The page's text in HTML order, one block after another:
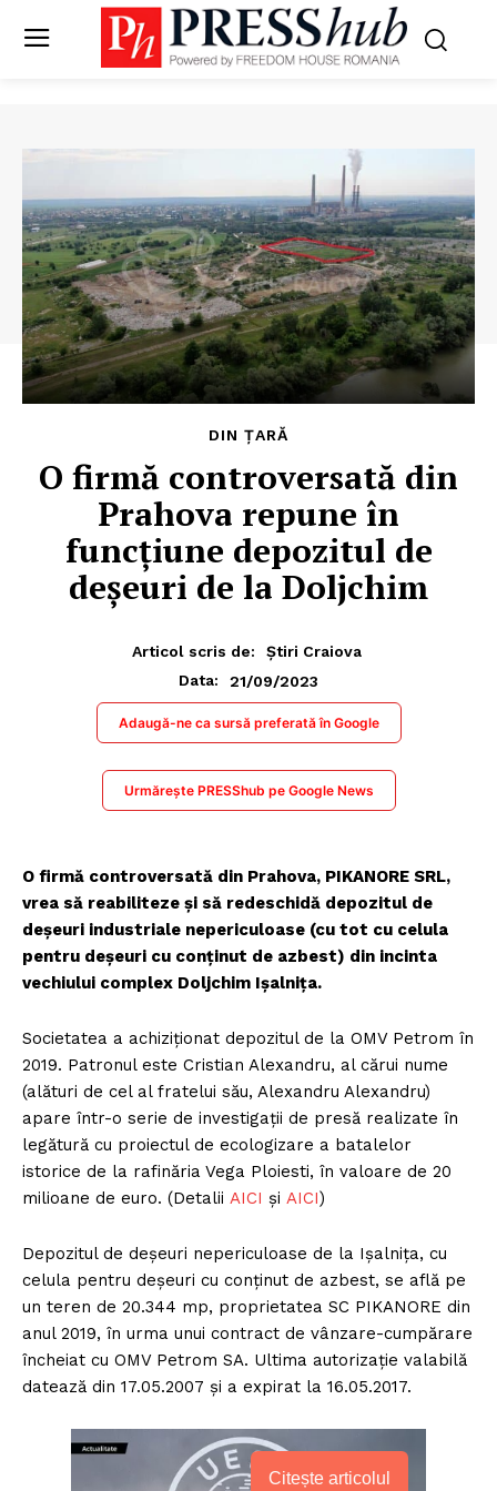
DIN ȚARĂ
O firmă controversată din
Prahova repune în
funcțiune depozitul de
deșeuri de la Doljchim
Articol scris de:
Știri Craiova
Data:
21/09/2023
Adaugă-ne ca sursă preferată în Google
Urmărește PRESShub pe Google News
O firmă controversată din Prahova, PIKANORE SRL,
vrea să reabiliteze și să redeschidă depozitul de
deșeuri industriale nepericuloase (cu tot cu celula
pentru deșeuri cu conținut de azbest) din incinta
vechiului complex Doljchim Ișalniţa.
Societatea a achiziționat depozitul de la OMV Petrom în
2019. Patronul este Cristian Alexandru, al cărui nume
(alături de cel al fratelui său, Alexandru Alexandru)
apare într-o serie de investigații de presă realizate în
legătură cu proiectul de ecologizare a batalelor
istorice de la rafinăria Vega Ploiesti, în valoare de 20
milioane de euro. (Detalii AICI și AICI)
Depozitul de deșeuri nepericuloase de la Ișalnița, cu
celula pentru deșeuri cu conținut de azbest, se află pe
un teren de 20.344 mp, proprietatea SC PIKANORE din
anul 2019, în urma unui contract de vânzare-cumpărare
încheiat cu OMV Petrom SA. Ultima autorizație valabilă
datează din 17.05.2007 și a expirat la 16.05.2017.
Citește articolul